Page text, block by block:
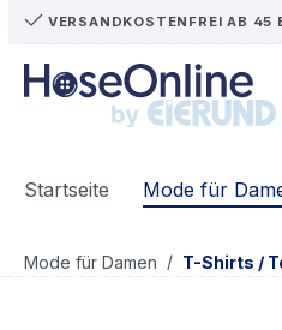
Hauptinhalt springen
Zur Suche springen
Zur Hauptnavigation
VERSANDKOSTENFREI AB 45
Startseite Mode für
Mode für Damen / T-Shirts /